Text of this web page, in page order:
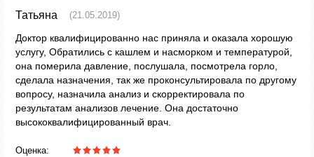
Татьяна (21.05.2019)
Доктор квалифицированно нас приняла и оказала хорошую
услугу, Обратились с кашлем и насморком и температурой,
она померила давление, послушала, посмотрела горло,
сделала назначения, так же проконсультировала по другому
вопросу, назначила анализ и скорректировала по
результатам анализов лечение. Она достаточно
высококвалифицированный врач.
Оценка: